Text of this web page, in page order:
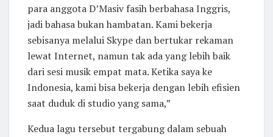
para anggota D’Masiv fasih berbahasa Inggris,
jadi bahasa bukan hambatan. Kami bekerja
sebisanya melalui Skype dan bertukar rekaman
lewat Internet, namun tak ada yang lebih baik
dari sesi musik empat mata. Ketika saya ke
Indonesia, kami bisa bekerja dengan lebih efisien
saat duduk di studio yang sama,”
Kedua lagu tersebut tergabung dalam sebuah